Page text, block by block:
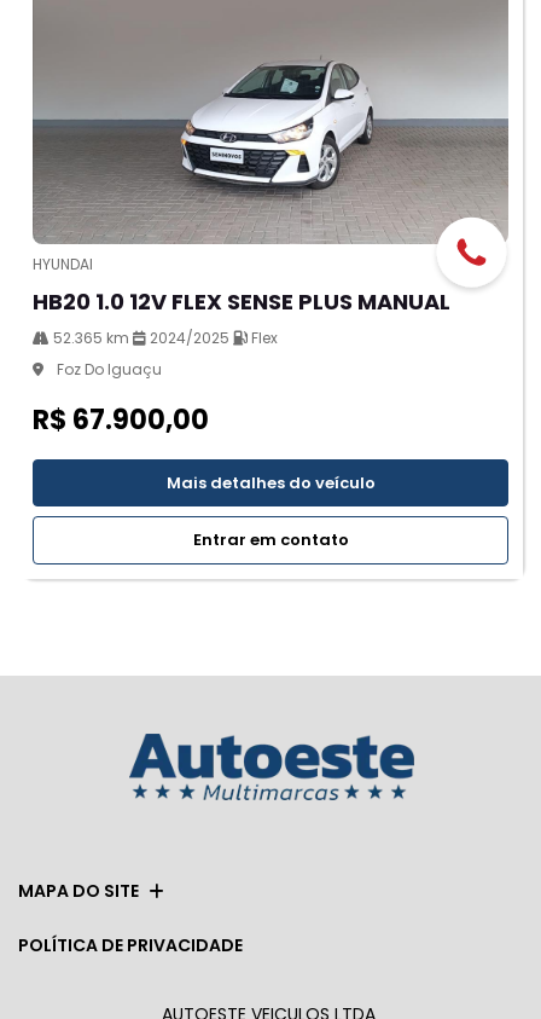
HYUNDAI
HB20 1.0 12V FLEX SENSE PLUS MANUAL
52.365 km 2024/2025
Flex
Foz Do Iguaçu
R$ 67.900,00
Mais detalhes do veículo
Entrar em contato
MAPA DO SITE
POLÍTICA DE PRIVACIDADE
AUTOESTE VEICULOS LTDA